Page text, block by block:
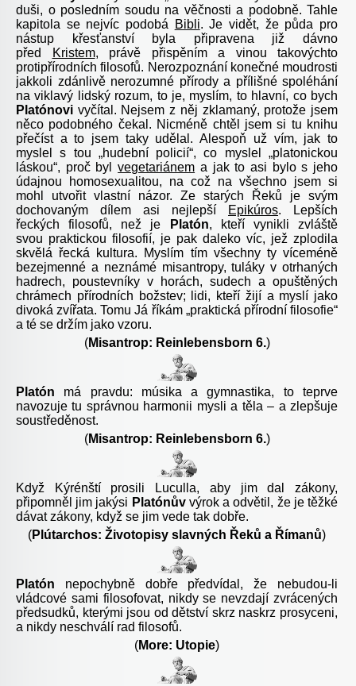
duši, o posledním soudu na věčnosti a podobně. Tahle
kapitola se nejvíc podobá
Bibli. Je vidět, že půda pro
nástup křesťanství byla připravena již dávno
před
Kristem, právě přispěním a vinou takovýchto
protipřírodních filosofů. Nerozpoznání konečné moudrosti
jakkoli zdánlivě nerozumné přírody a přílišné spoléhání
na viklavý lidský rozum, to je, myslím, to hlavní, co bych
Platónovi vyčítal. Nejsem z něj zklamaný, protože jsem
něco podobného čekal. Nicméně chtěl jsem si tu knihu
přečíst a to jsem taky udělal. Alespoň už vím, jak to
myslel s tou „hudební policií“, co myslel „platonickou
láskou“, proč bylvegetariánem a jak to asi bylo s jeho
údajnou homosexualitou, na což na všechno jsem si
mohl utvořit vlastní názor. Ze starých Řeků je svým
dochovaným dílem asi nejlepší
Epikúros. Lepších
řeckých filosofů, než je
Platón, kteří vynikli zvláště
svou praktickou filosofií, je pak daleko víc, jež zplodila
skvělá řecká kultura. Myslím tím všechny ty víceméně
bezejmenné a neznámé misantropy, tuláky v otrhaných
hadrech, poustevníky v horách, sudech a opuštěných
chrámech přírodních božstev; lidi, kteří žijí a myslí jako
divoká zvířata. Tomu Já říkám „praktická přírodní filosofie“
a té se držím jako vzoru.
(Misantrop: Reinlebensborn 6.)
Platón má pravdu: músika a gymnastika, to teprve
navozuje tu správnou harmonii mysli a těla – a zlepšuje
soustředěnost.
(Misantrop: Reinlebensborn 6.)
Když Kýrénští prosili Luculla, aby jim dal zákony,
připomněl jim jakýsi Platónůvvýrok a odvětil, že je těžké
dávat zákony, když se jim vede tak dobře.
(Plútarchos: Životopisy slavných Řeků a Římanů)
Platón nepochybně dobře předvídal, že nebudou-li
vládcové sami filosofovat, nikdy se nevzdají zvrácených
předsudků, kterými jsou od dětství skrz naskrz prosyceni,
a nikdy neschválí rad filosofů.
(More: Utopie)